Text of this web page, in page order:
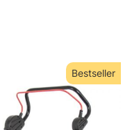
Bestseller